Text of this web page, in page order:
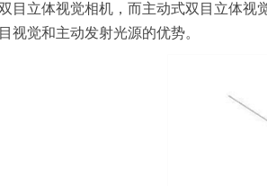
目立体视觉相机，而主动式双目立体
视觉和主动发射光源的优势。